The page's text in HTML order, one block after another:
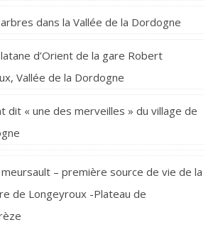
dans la Vallée de la Dordogne
d’Orient de la gare Robert
Vallée de la Dordogne
dit « une des merveilles » du village de
– première source de vie de la
de Longeyroux -Plateau de